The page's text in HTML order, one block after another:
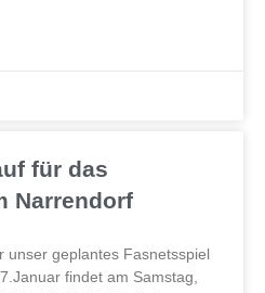
für das
Narrendorf
unser geplantes Fasnetsspiel
findet am Samstag,